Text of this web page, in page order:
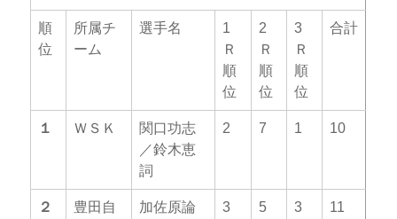
順
位
所属チ
ーム
選手名
1
Ｒ
順
位
2
Ｒ
順
位
3
Ｒ
順
位
合計
１ ＷＳＫ
関口功志
／鈴木恵
詞
2 7 1 10
２
豊田自
加佐原論
3 5 3 11